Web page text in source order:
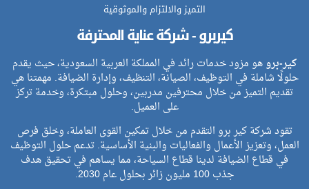
التميز والالتزام والموثوقية
كيربرو - شركة عناية المحترفة
كير-بروهو مزود خدمات رائد في المملكة العربية السعودية، حيث يقدم
حلولًا شاملة في التوظيف، الصيانة، التنظيف، وإدارة الضيافة. مهمتنا هي
تقديم التميز من خلال محترفين مدربين، وحلول مبتكرة، وخدمة تركز
على العميل.
تقود شركة كير برو التقدم من خلال تمكين القوى العاملة، وخلق فرص
العمل، وتعزيز الأعمال والفعاليات والبنية الأساسية. تدعم حلول التوظيف
في قطاع الضيافة لدينا قطاع السياحة، مما يساهم في تحقيق هدف
جذب 100 مليون زائر بحلول عام 2030.